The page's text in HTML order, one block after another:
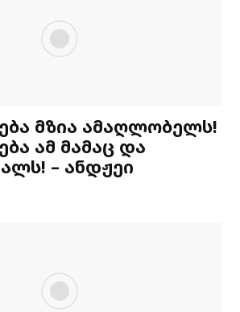
მზია ამაღლობელს!
ამ მამაც და
– ანდჟეი